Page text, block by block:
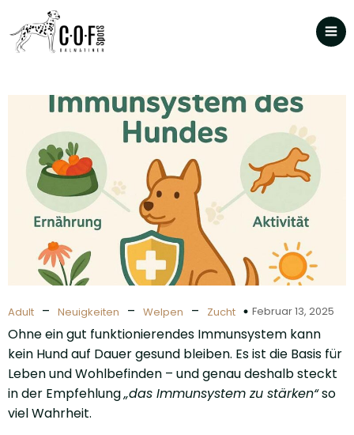
Adult – Neuigkeiten – Welpen – Zucht Februar 13, 2025
Ohne ein gut funktionierendes Immunsystem kann
kein Hund auf Dauer gesund bleiben. Es ist die Basis für
Leben und Wohlbefinden – und genau deshalb steckt
in der Empfehlung„das Immunsystem zu stärken“so
viel Wahrheit.